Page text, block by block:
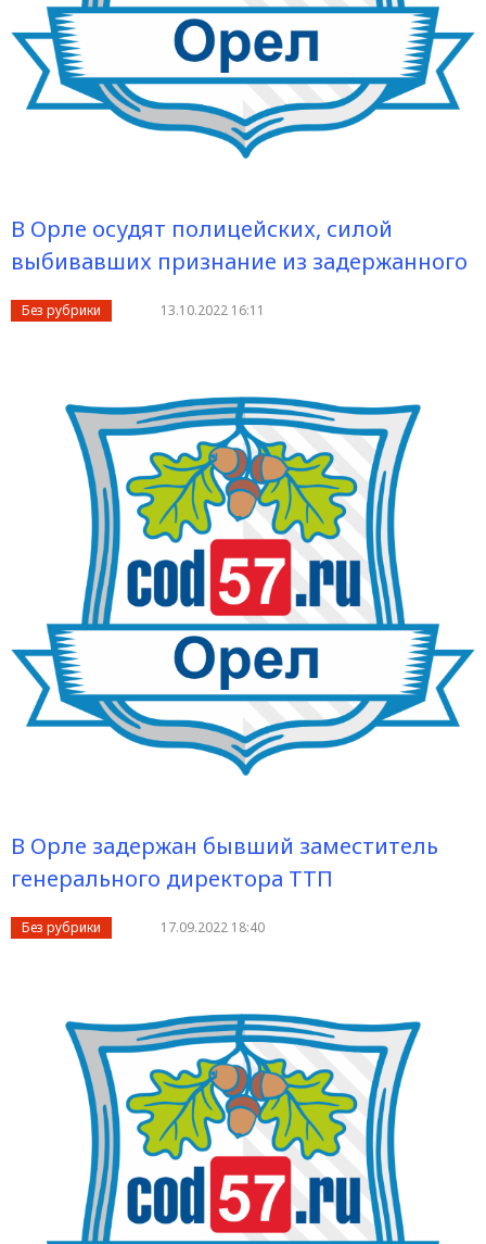
В Орле осудят полицейских, силой
выбивавших признание из задержанного
Без рубрики 13.10.2022 16:11
В Орле задержан бывший заместитель
генерального директора ТТП
Без рубрики 17.09.2022 18:40